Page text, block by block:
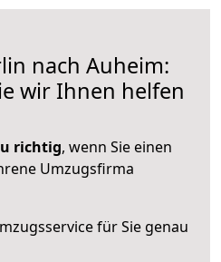
nach Auheim:
wir Ihnen helfen
richtig, wenn Sie einen
Umzugsfirma
für Sie genau